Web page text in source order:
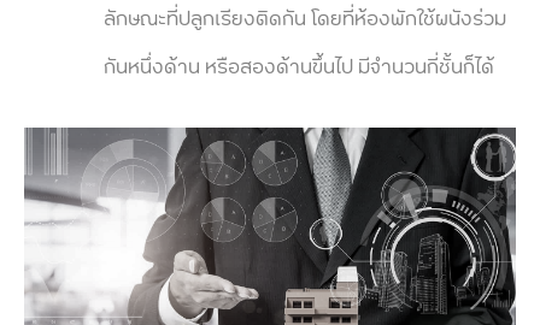
ลักษณะที่ปลูกเรียงติดกัน โดยที่ห้องพักใช้ผนังร่วม
กันหนึ่งด้าน หรือสองด้านขึ้นไป มีจำนวนกี่ชั้นก็ได้